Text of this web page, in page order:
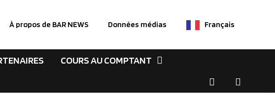
À propos de BAR NEWS Données médias Français
COURS AU COMPTANT